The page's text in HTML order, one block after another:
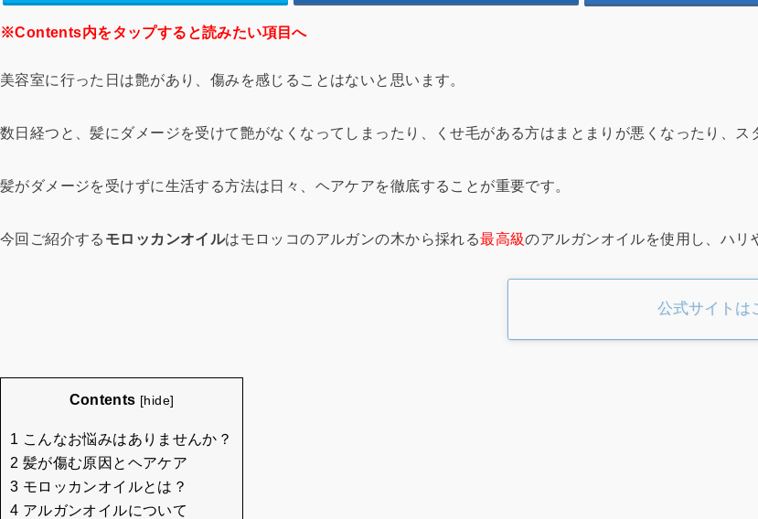
※Contents内をタップすると読みたい項目へ
美容室に行った日は艶があり、傷みを感じることはないと思います。
数日経つと、髪にダメージを受けて艶がなくなってしまったり、くせ毛がある方はまとまりが悪くなったり、
髪がダメージを受けずに生活する方法は日々、ヘアケアを徹底することが重要です。
今回ご紹介する モロッカンオイルはモロッコのアルガンの木から採れる最高級のアルガンオイルを使用し、ハリ
公式サイトは
Contents [hide]
1 こんなお悩みはありませんか？
2 髪が傷む原因とヘアケア
3 モロッカンオイルとは？
4 アルガンオイルについて